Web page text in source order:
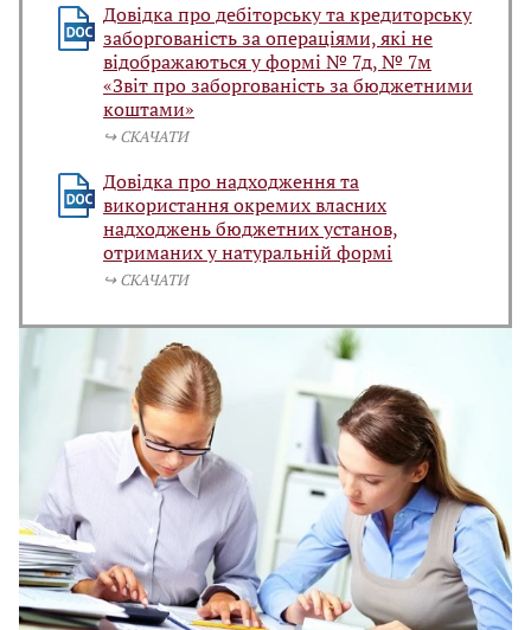
Довідка про дебіторську та кредиторську
заборгованість за операціями, які не
відображаються у формі № 7д, № 7м
«Звіт про заборгованість за бюджетними
коштами»
↪️ СКАЧАТИ
Довідка про надходження та
використання окремих власних
надходжень бюджетних установ,
отриманих у натуральній формі
↪️ СКАЧАТИ